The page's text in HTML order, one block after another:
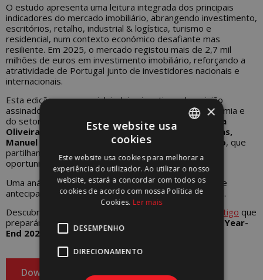
O estudo apresenta uma leitura integrada dos principais
indicadores do mercado imobiliário, abrangendo investimento,
escritórios, retalho, industrial & logística, turismo e
residencial, num contexto económico desafiante mas
resiliente. Em 2025, o mercado registou mais de 2,7 mil
milhões de euros em investimento imobiliário, reforçando a
atratividade de Portugal junto de investidores nacionais e
internacionais.
Esta edição, em especial, inclui seis artigos de opinião
assinados por personalidades de referência da economia e
do setor imobiliário, comoMário Centeno, Madalena
Oliveira e Silva, Federico Bros Tejedor, João Pratas,
Manuel Caldeira Cabral e Miguel Belo de Carvalho, que
partilham a sua visão estratégica sobre os desafios e
oportunidades do mercado imobiliário em Portugal.
Uma análise essencial para compreender o presente e
antecipar o futuro do mercado imobiliário em Portugal.
Descubra os principais destaques deste estudo no
artigo que
preparámos e faça o download do
WMarket Review Year-
End 2025-2026.
Download
ENGLISH
×
Este website usa
cookies
Este website usa cookies para melhorar a
experiência do utilizador. Ao utilizar o nosso
website, estará a concordar com todos os
cookies de acordo com nossa Política de
Cookies. Ler mais
DESEMPENHO
DIRECIONAMENTO